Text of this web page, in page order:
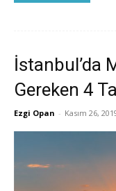
İstanbul’da
Gereken 4
Ezgi Opan - Kasım 26,